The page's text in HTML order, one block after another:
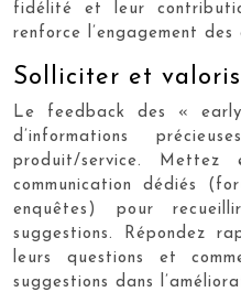
fidélité et leur
renforce l’engagement
Solliciter et
Le feedback des «
d’informations
produit/service.
communication dédiés
enquêtes) pour
suggestions. Répondez
leurs questions et
suggestions dans